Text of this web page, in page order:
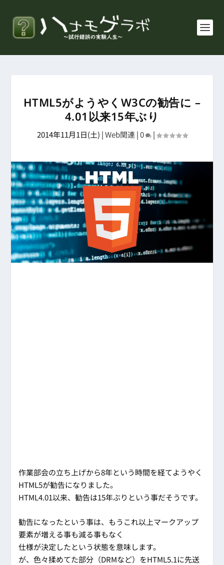
HTML5がようやくW3Cの勧告に –
4.01以来15年ぶり
2014年11月1日(土) |Web関連 |0 |
作業部会の立ち上げから8年という時間を経てようやく
HTML5が勧告になりました。
HTML4.01以来、勧告は15年ぶりという事だそうです。
勧告になったという事は、もうこれ以上マークアップ
要素が増える事も減る事もなく
仕様が決定したという状態を意味します。
が、色々揉めてた部分（DRMなど）をHTML5.1に先送